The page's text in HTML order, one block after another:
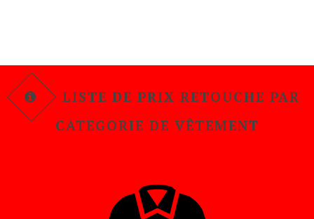
LISTE DE PRIX RETOUCHE PAR
CATEGORIE DE VÊTEMENT